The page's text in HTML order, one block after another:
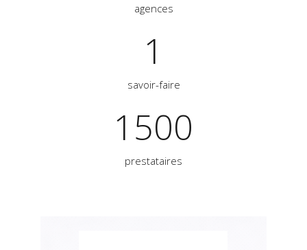
agences
1
savoir-faire
1500
prestataires